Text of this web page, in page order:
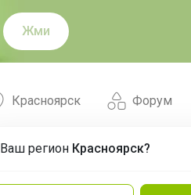
Жми
Форум
Красноярск
Ваш регион Красноярск?